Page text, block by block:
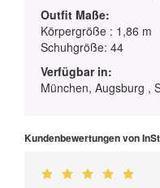
Outfit Maße:
Körpergröße : 1,86 m
Schuhgröße: 44
Verfügbar in:
München, Augsburg ,
Kundenbewertungen von